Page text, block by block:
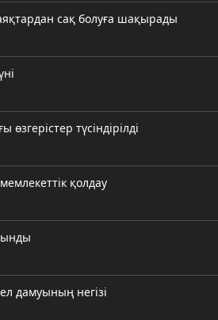
сақ болуға шақырады
түсіндірілді
қолдау
дамуының негізі